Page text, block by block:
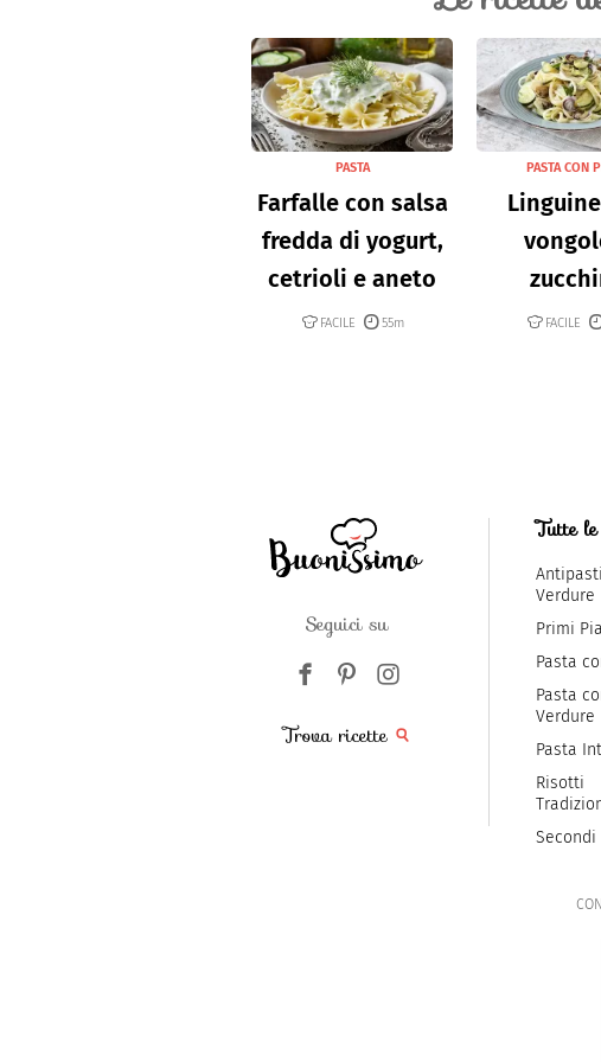
PASTA
Farfalle con salsa
fredda di yogurt,
cetrioli e aneto
FACILE 55m
PASTA CON
FACILE
Seguici su
Trova ricette
Tutte
Verdure
Primi
Pasta
Pasta
Verdure
Pasta
Risotti